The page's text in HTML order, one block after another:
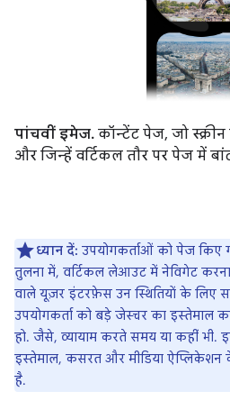
पांचवीं इमेज. कॉन्टेंट पेज, जो
और जिन्हें वर्टिकल तौर पर पेज में
ध्यान दें: उपयोगकर्ताओं को पेज
तुलना में, वर्टिकल लेआउट में नेविगेट
वाले यूज़र इंटरफ़ेस उन स्थितियों के लिए
उपयोगकर्ता को बड़े जेस्चर का इस्तेमाल
हो. जैसे, व्यायाम करते समय या कहीं भी.
इस्तेमाल, कसरत और मीडिया
है.